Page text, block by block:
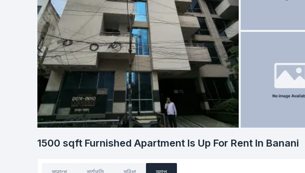
1500 sqft Furnished Apartment Is Up For Rent In Banani